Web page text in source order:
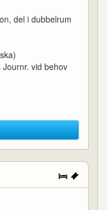
del i dubbelrum
vid behov